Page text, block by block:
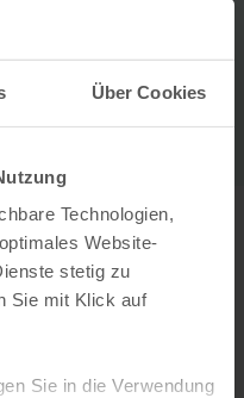
Über Cookies
Technologien,
Website-
stetig zu
Sie mit Klick auf
Sie in die Verwendung
buchen und
Jetzz Card